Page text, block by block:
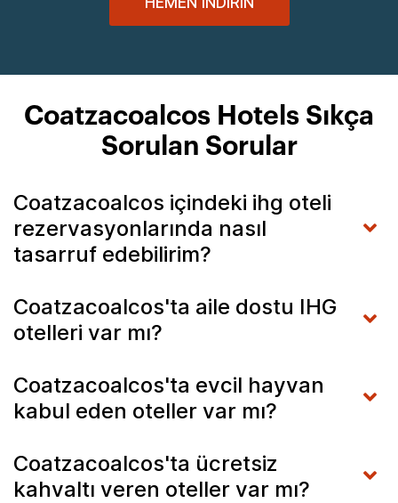
Coatzacoalcos Hotels Sıkça
Sorulan Sorular
Coatzacoalcos içindeki ihg oteli
rezervasyonlarında nasıl
tasarruf edebilirim?
Coatzacoalcos'ta aile dostu IHG
otelleri var mı?
Coatzacoalcos'ta evcil hayvan
kabul eden oteller var mı?
Coatzacoalcos'ta ücretsiz
kahvaltı veren oteller var mı?